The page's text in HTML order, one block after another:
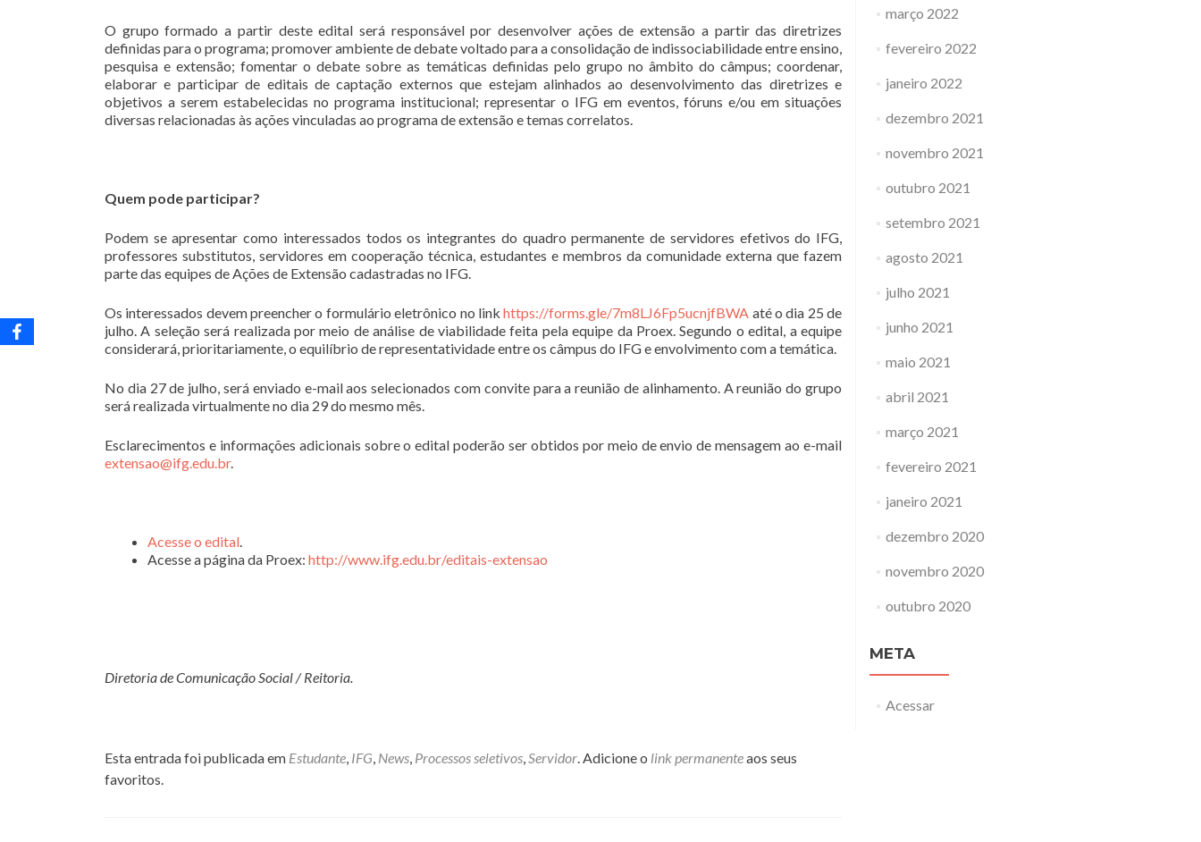
O grupo formado a partir deste edital será responsável por desenvolver ações de extensão a partir das diretrizes
definidas para o programa; promover ambiente de debate voltado para a consolidação de indissociabilidade entre ensino,
pesquisa e extensão; fomentar o debate sobre as temáticas definidas pelo grupo no âmbito do câmpus; coordenar,
elaborar e participar de editais de captação externos que estejam alinhados ao desenvolvimento das diretrizes e
objetivos a serem estabelecidas no programa institucional; representar o IFG em eventos, fóruns e/ou em situações
diversas relacionadas às ações vinculadas ao programa de extensão e temas correlatos.
Quem pode participar?
Podem se apresentar como interessados todos os integrantes do quadro permanente de servidores efetivos do IFG,
professores substitutos, servidores em cooperação técnica, estudantes e membros da comunidade externa que fazem
parte das equipes de Ações de Extensão cadastradas no IFG.
Os interessados devem preencher o formulário eletrônico no linkhttps://forms.gle/7m8LJ6Fp5ucnjfBWA até o dia 25 de
julho. A seleção será realizada por meio de análise de viabilidade feita pela equipe da Proex. Segundo o edital, a equipe
considerará, prioritariamente, o equilíbrio de representatividade entre os câmpus do IFG e envolvimento com a temática.
No dia 27 de julho, será enviado e-mail aos selecionados com convite para a reunião de alinhamento. A reunião do grupo
será realizada virtualmente no dia 29 do mesmo mês.
Esclarecimentos e informações adicionais sobre o edital poderão ser obtidos por meio de envio de mensagem ao e-mail
extensao@ifg.edu.br.
Acesse o edital.
Acesse a página da Proex: http://www.ifg.edu.br/editais-extensao
Diretoria de Comunicação Social / Reitoria.
Esta entrada foi publicada em Estudante, IFG, News, Processos seletivos,Servidor. Adicione o link permanenteaos seus
favoritos.
março 2022
fevereiro 2022
janeiro 2022
dezembro 2021
novembro 2021
outubro 2021
setembro 2021
agosto 2021
julho 2021
junho 2021
maio 2021
abril 2021
março 2021
fevereiro 2021
janeiro 2021
dezembro 2020
novembro 2020
outubro 2020
META
Acessar